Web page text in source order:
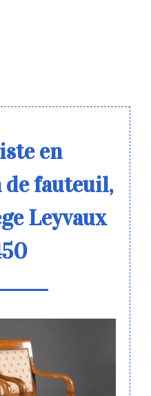
en
fauteuil,
Leyvaux